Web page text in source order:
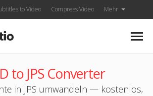
to Video Compress Video Mehr
to JPS Converter
in JPS umwandeln — kostenlos,